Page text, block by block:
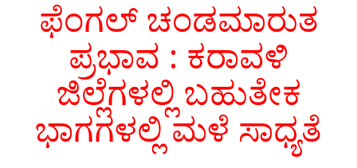
ಫೆಂಗಲ್ ಚಂಡಮಾರುತ
ಪ್ರಭಾವ : ಕರಾವಳಿ
ಜಿಲ್ಲೆಗಳಲ್ಲಿ ಬಹುತೇಕ
ಭಾಗಗಳಲ್ಲಿ ಮಳೆ ಸಾಧ್ಯತೆ